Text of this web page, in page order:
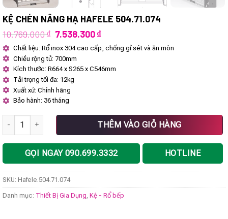
KỆ CHÉN NÂNG HẠ HAFELE 504.71.074
10.769.000₫ Giá
là:
10.769.000 ₫.
7.538.300₫Giá
hiện
tại
7.538.300 ₫.
Chất liệu: Rổ inox 304 cao cấp, chống gỉ sét và ăn mòn
Chiều rộng tủ: 700mm
Kích thước: R664 x S265 x C546mm
Tải trọng tối đa: 12kg
Xuất xứ: Chính hãng
Bảo hành: 36 tháng
Kệ chén nâng hạ Hafele 504.71.074 số lượng
THÊM VÀO GIỎ HÀNG
GỌI NGAY 090.699.3332 HOTLINE
SKU: Hafele.504.71.074
Danh mục: Thiết Bị Gia Dụng Kệ - Rổ bếp